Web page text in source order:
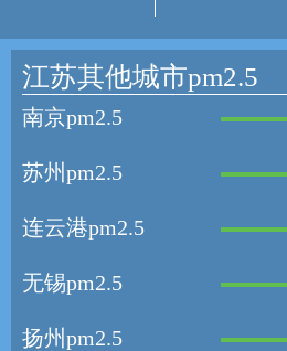
江苏其他城市pm2.5
南京pm2.5
苏州pm2.5
连云港pm2.5
无锡pm2.5
扬州pm2.5